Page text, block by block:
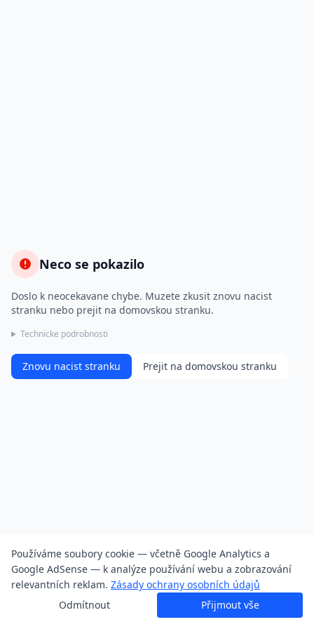
Neco se pokazilo
Doslo k neocekavane chybe. Muzete zkusit znovu nacist
stranku nebo prejit na domovskou stranku.
Technicke podrobnosti
Znovu nacist stranku Prejit na domovskou stranku
Používáme soubory cookie — včetně Google Analytics a
Google AdSense — k analýze používání webu a zobrazování
relevantních reklam. Zásady ochrany osobních údajů
Odmítnout
Přijmout vše